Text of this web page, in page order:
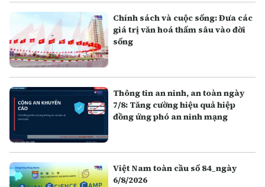
Chính sách và cuộc sống: Đưa các
giá trị văn hoá thấm sâu vào đời
sống
Thông tin an ninh, an toàn ngày
7/8: Tăng cường hiệu quả hiệp
đồng ứng phó an ninh mạng
Việt Nam toàn cầu số 84_ngày
6/8/2026